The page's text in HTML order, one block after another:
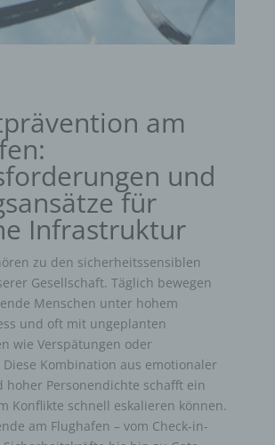
am
und
für
Infrastruktur
zu den sicherheitssensiblen
Gesellschaft. Täglich bewegen
Menschen unter hohem
und oft mit ungeplanten
wie Verspätungen oder
Diese Kombination aus emotionaler
hoher Personendichte schafft ein
Konflikte schnell eskalieren können.
am Flughafen – vom Check-in-